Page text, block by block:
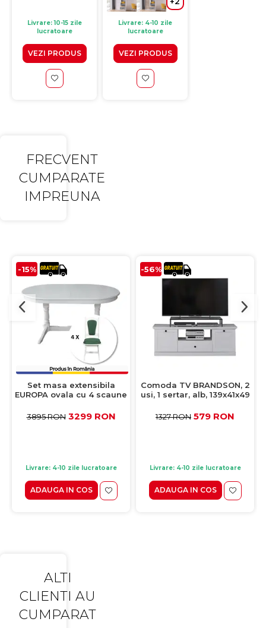
Livrare: 10-15 zile
lucratoare
VEZI PRODUS
Livrare: 4-10 zile
lucratoare
VEZI PRODUS
FRECVENT
CUMPARATE
IMPREUNA
-15%
Set masa extensibila
EUROPA ovala cu 4 scaune
masiv, alb, 160/240x90x70
3895 RON 3299 RON
Livrare: 4-10 zile lucratoare
ADAUGA IN COS
-56%
Comoda TV BRANDSON, 2
usi, 1 sertar, alb, 139x41x49
1327 RON 579 RON
Livrare: 4-10 zile lucratoare
ADAUGA IN COS
ALTI
CLIENTI AU
CUMPARAT